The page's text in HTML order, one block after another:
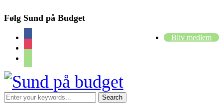
Følg Sund på Budget
Bliv medlem